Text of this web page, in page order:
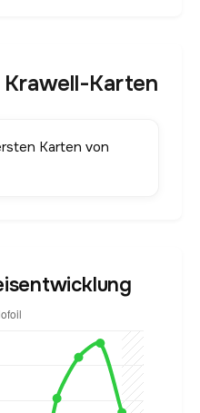
Karten
Karten von